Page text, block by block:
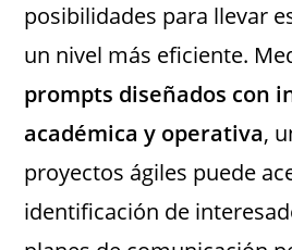
posibilidades para llevar
un nivel más eficiente.
prompts diseñados con
académica y operativa,
proyectos ágiles puede
identificación de